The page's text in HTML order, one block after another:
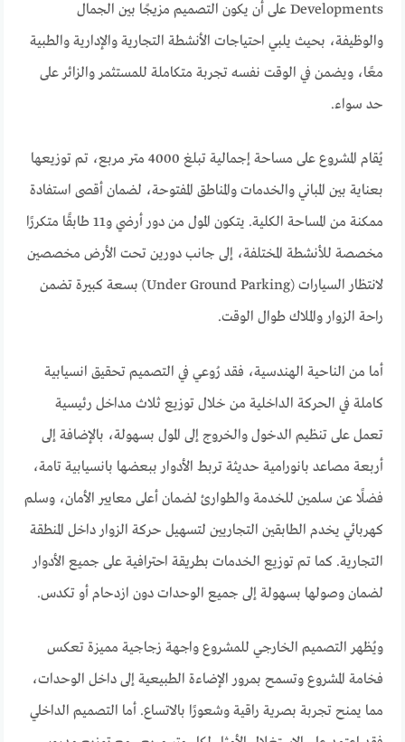
Developments على أن يكون التصميم مزيجًا بين الجمال
والوظيفة، بحيث يلبي احتياجات الأنشطة التجارية والإدارية والطبية
معًا، ويضمن في الوقت نفسه تجربة متكاملة للمستثمر والزائر على
حد سواء.
يُقام المشروع على مساحة إجمالية تبلغ 4000 متر مربع، تم توزيعها
بعناية بين المباني والخدمات والمناطق المفتوحة، لضمان أقصى استفادة
ممكنة من المساحة الكلية. يتكون المول من دور أرضي و11 طابقًا متكررًا
مخصصة للأنشطة المختلفة، إلى جانب دورين تحت الأرض مخصصين
لانتظار السيارات (Under Ground Parking) بسعة كبيرة تضمن
راحة الزوار والملاك طوال الوقت.
أما من الناحية الهندسية، فقد رُوعي في التصميم تحقيق انسيابية
كاملة في الحركة الداخلية من خلال توزيع ثلاث مداخل رئيسية
تعمل على تنظيم الدخول والخروج إلى المول بسهولة، بالإضافة إلى
أربعة مصاعد بانورامية حديثة تربط الأدوار ببعضها بانسيابية تامة،
فضلًا عن سلمين للخدمة والطوارئ لضمان أعلى معايير الأمان، وسلم
كهربائي يخدم الطابقين التجاريين لتسهيل حركة الزوار داخل المنطقة
التجارية. كما تم توزيع الخدمات بطريقة احترافية على جميع الأدوار
لضمان وصولها بسهولة إلى جميع الوحدات دون ازدحام أو تكدس.
ويُظهر التصميم الخارجي للمشروع واجهة زجاجية مميزة تعكس
فخامة المشروع وتسمح بمرور الإضاءة الطبيعية إلى داخل الوحدات،
مما يمنح تجربة بصرية راقية وشعورًا بالاتساع. أما التصميم الداخلي